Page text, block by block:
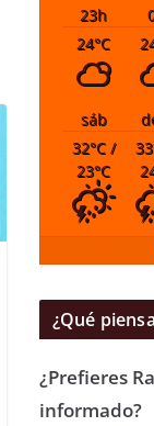
23h
24°C
sáb
32°C/
23°C
33
¿Qué
¿Prefieres
informado?